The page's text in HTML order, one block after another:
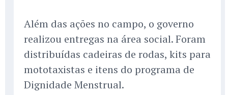
Além das ações no campo, o governo
realizou entregas na área social. Foram
distribuídas cadeiras de rodas, kits para
mototaxistas e itens do programa de
Dignidade Menstrual.